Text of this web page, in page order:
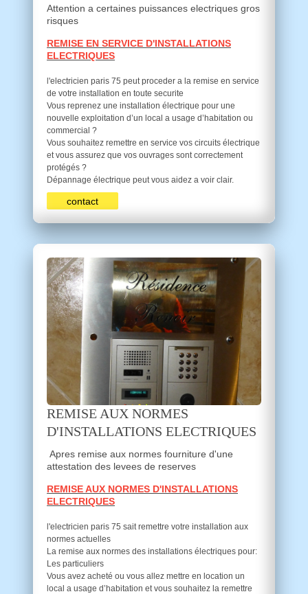
Attention a certaines puissances electriques gros
risques
REMISE EN SERVICE D'INSTALLATIONS
ELECTRIQUES
l'electricien paris 75 peut proceder a la remise en service
de votre installation en toute securite
Vous reprenez une installation électrique pour une
nouvelle exploitation d’un local a usage d’habitation ou
commercial ?
Vous souhaitez remettre en service vos circuits électrique
et vous assurez que vos ouvrages sont correctement
protégés ?
Dépannage électrique peut vous aidez a voir clair.
contact
REMISE AUX NORMES
D'INSTALLATIONS ELECTRIQUES
Apres remise aux normes fourniture d'une
attestation des levees de reserves
REMISE AUX NORMES D'INSTALLATIONS
ELECTRIQUES
l'electricien paris 75 sait remettre votre installation aux
normes actuelles
La remise aux normes des installations électriques pour:
Les particuliers
Vous avez acheté ou vous allez mettre en location un
local a usage d’habitation et vous souhaitez la remettre